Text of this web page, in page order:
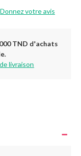
Donnez votre avis
TND d'achats
livraison